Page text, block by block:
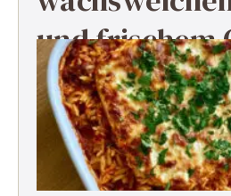
und frischem